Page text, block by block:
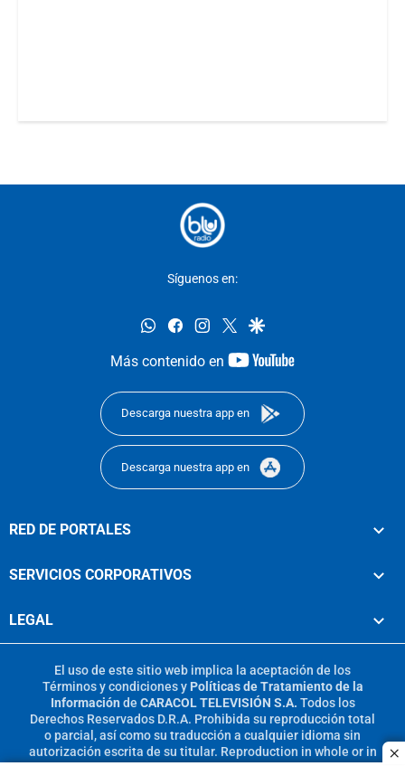
Síguenos en:
whatsappfacebookinstagram
twittergoogle
Más contenido en
youtube-
Descarga nuestra app en
Descarga nuestra app en
RED DE PORTALES
SERVICIOS CORPORATIVOS
LEGAL
El uso de este sitio web implica la aceptación de los
Términos y condicionesy Políticas de Tratamiento de la
Información de CARACOL TELEVISIÓN S.A. Todos los
Derechos Reservados D.R.A. Prohibida su reproducción total
o parcial, así como su traducción a cualquier idioma sin
autorización escrita de su titular. Reproduction in whole or in